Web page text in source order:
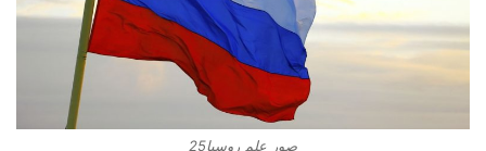
صور علم روسيا25